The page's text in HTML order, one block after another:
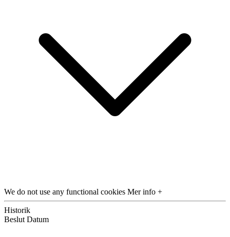
We do not use any functional cookies Mer info +
Historik
Beslut Datum